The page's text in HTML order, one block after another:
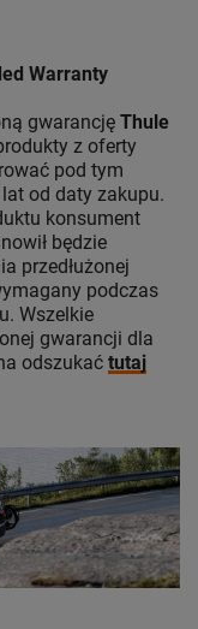
Warranty
gwarancję Thule
z oferty
pod tym
od daty zakupu.
konsument
będzie
przedłużonej
podczas
Wszelkie
gwarancji dla
odszukać tutaj